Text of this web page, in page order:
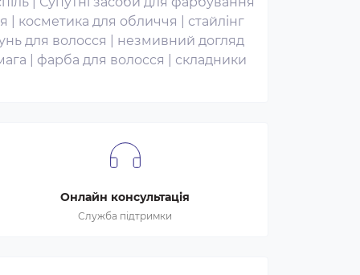
косметика для обличчя
стайлінг
для волосся
незмивний догляд
фарба для волосся складники
Онлайн консультація
Служба підтримки